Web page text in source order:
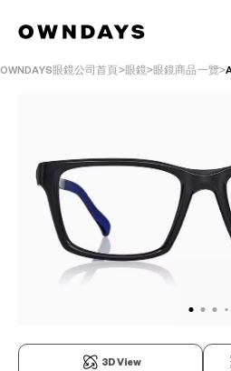
OWNDAYS眼鏡公司首頁 眼鏡 眼鏡商品一覽
3D View